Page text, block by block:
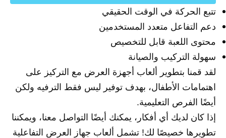
تتبع الحركة في الوقت الحقيقي
دعم التفاعل متعدد المستخدمين
محتوى اللعبة قابل للتخصيص
سهولة التركيب والصيانة
لقد قمنا بتطوير ألعاب أجهزة العرض مع التركيز على
اهتمامات الأطفال، بهدف توفير ليس فقط الترفيه ولكن
أيضًا الفرص التعليمية.
إذا كان لديك أي أفكار، يمكنك أيضًا التواصل معنا، ويمكننا
تطويرها خصيصًا لك! تشمل ألعاب جهاز العرض التفاعلية